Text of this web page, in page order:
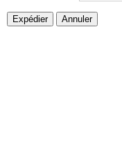
Expédier Annuler